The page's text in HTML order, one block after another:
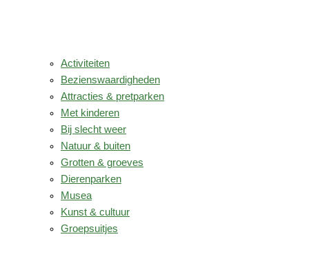
Activiteiten
Bezienswaardigheden
Attracties & pretparken
Met kinderen
Bij slecht weer
Natuur & buiten
Grotten & groeves
Dierenparken
Musea
Kunst & cultuur
Groepsuitjes